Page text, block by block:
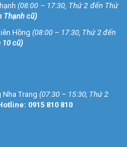
(08:00 – 17:30, Thứ 2 đến Thứ
Thạnh cũ)
Hồng (08:00 – 17:30, Thứ 2 đến
10 cũ)
Nha Trang (07:30 – 15:30, Thứ 2
0915 810 810